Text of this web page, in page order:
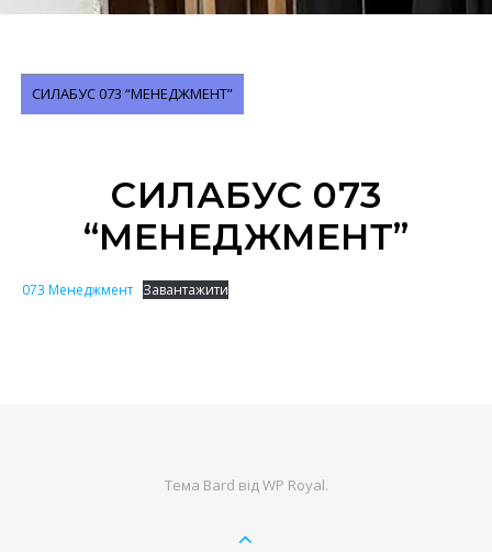
СИЛАБУС 073 “МЕНЕДЖМЕНТ”
СИЛАБУС 073
“МЕНЕДЖМЕНТ”
073 Менеджмент Завантажити
Тема Bard відWP Royal.